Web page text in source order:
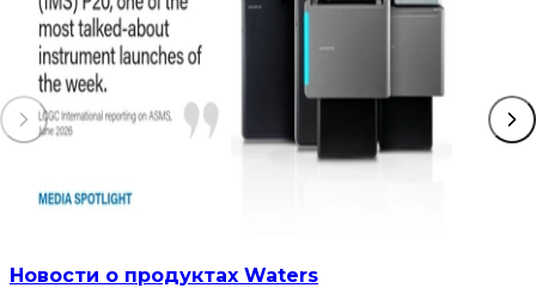
Новости о продуктах Waters